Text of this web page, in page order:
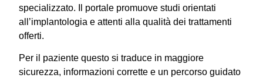
specializzato. Il portale promuove studi orientati
all’implantologia e attenti alla qualità dei trattamenti
offerti.
Per il paziente questo si traduce in maggiore
sicurezza, informazioni corrette e un percorso guidato